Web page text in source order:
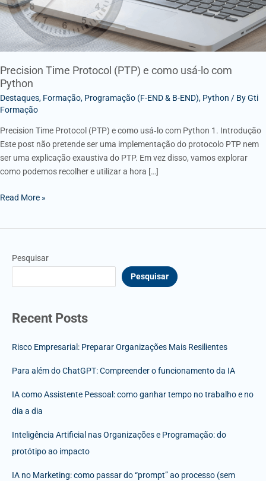
Precision Time Protocol (PTP) e como usá-lo com
Python
Destaques, Formação, Programação (F-END & B-END), Python / ByGti
Formação
Precision Time Protocol (PTP) e como usá‑lo com Python 1. Introdução
Este post não pretende ser uma implementação do protocolo PTP nem
ser uma explicação exaustiva do PTP. Em vez disso, vamos explorar
como podemos recolher e utilizar a hora […]
com
Python
Read More »
Pesquisar
Pesquisar
Recent Posts
Risco Empresarial: Preparar Organizações Mais Resilientes
Para além do ChatGPT: Compreender o funcionamento da IA
IA como Assistente Pessoal: como ganhar tempo no trabalho e no
dia a dia
Inteligência Artificial nas Organizações e Programação: do
protótipo ao impacto
IA no Marketing: como passar do “prompt” ao processo (sem